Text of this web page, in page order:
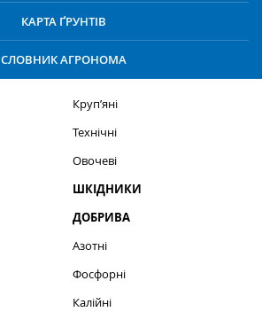
КАРТА ҐРУНТІВ
СЛОВНИК АГРОНОМА
Круп’яні
Технічні
Овочеві
ШКІДНИКИ
ДОБРИВА
Азотні
Фосфорні
Калійні